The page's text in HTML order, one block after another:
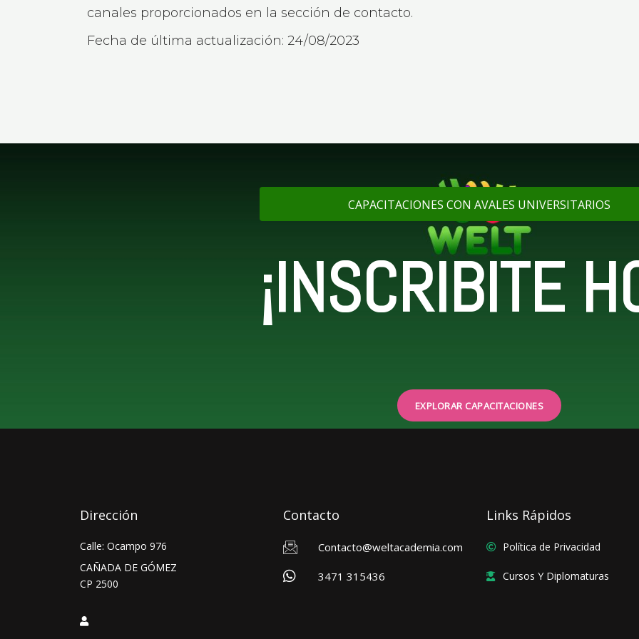
canales proporcionados en la sección de contacto.
Fecha de última actualización: 24/08/2023
CAPACITACIONES CON AVALES UNIVERSITARIOS
¡INSCRIBITE
EXPLORAR CAPACITACIONES
Dirección
Calle: Ocampo 976
CAÑADA DE GÓMEZ
CP 2500
Contacto
Contacto@weltacademia.com
3471 315436
Links Rápidos
Política de Privacidad
Cursos Y Diplomaturas